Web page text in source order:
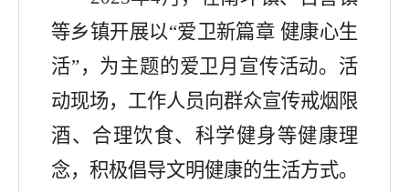
等乡镇开展以“爱卫新篇章 健康心生
活”，为主题的爱卫月宣传活动。活
动现场，工作人员向群众宣传戒烟限
酒、合理饮食、科学健身等健康理
念，积极倡导文明健康的生活方式。